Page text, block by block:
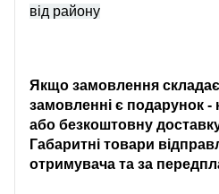
від району
Якщо замовлення
замовленні є подарунок -
або безкоштовну
Габаритні товари
отримувача та за